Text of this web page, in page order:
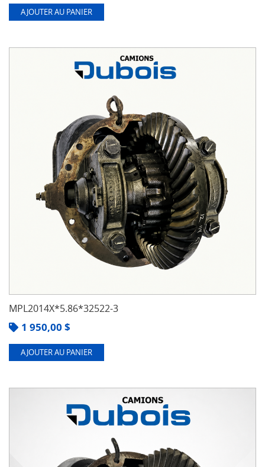
AJOUTER AU PANIER
MPL2014X*5.86*32522-3
1 950,00 $
AJOUTER AU PANIER